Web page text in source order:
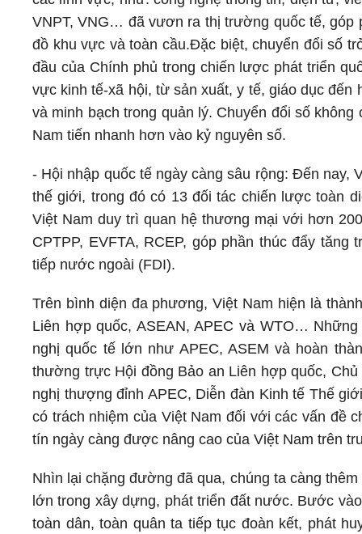
VNPT, VNG… đã vươn ra thị trường quốc tế, góp
đồ khu vực và toàn cầu.Đặc biệt, chuyển đổi số
đầu của Chính phủ trong chiến lược phát triển
vực kinh tế-xã hội, từ sản xuất, y tế, giáo dục
và minh bạch trong quản lý. Chuyển đổi số
Nam tiến nhanh hơn vào kỷ nguyên số.
- Hội nhập quốc tế ngày càng sâu rộng: Đến nay,
thế giới, trong đó có 13 đối tác chiến lược toàn
Việt Nam duy trì quan hệ thương mại với hơn
CPTPP, EVFTA, RCEP, góp phần thúc đẩy
tiếp nước ngoài (FDI).
Trên bình diện đa phương, Việt Nam hiện là
Liên hợp quốc, ASEAN, APEC và WTO…
nghị quốc tế lớn như APEC, ASEM và hoàn
thường trực Hội đồng Bảo an Liên hợp quốc,
nghị thượng đỉnh APEC, Diễn đàn Kinh tế Thế
có trách nhiệm của Việt Nam đối với các vấn đề
tín ngày càng được nâng cao của Việt Nam trên
Nhìn lại chặng đường đã qua, chúng ta càng
lớn trong xây dựng, phát triển đất nước. Bước
toàn dân, toàn quân ta tiếp tục đoàn kết, phát